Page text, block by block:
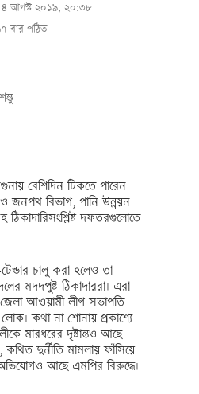
অভিনেতা
৪ আগস্ট ২০১৯, ২০:৩৮
বার পঠিত
বেশিদিন টিকতে পারেন
জনপথ বিভাগ, পানি উন্নয়ন
দফতরগুলোতে
চালু করা হলেও তা
মদদপুষ্ট ঠিকাদাররা। এরা
আওয়ামী লীগ সভাপতি
লোক। কথা না শোনায় প্রকাশ্যে
মারধরের দৃষ্টান্তও আছে
দুর্নীতি মামলায় ফাঁসিয়ে
আছে এমপির বিরুদ্ধে।